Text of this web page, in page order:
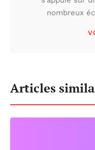
nombreux
Articles